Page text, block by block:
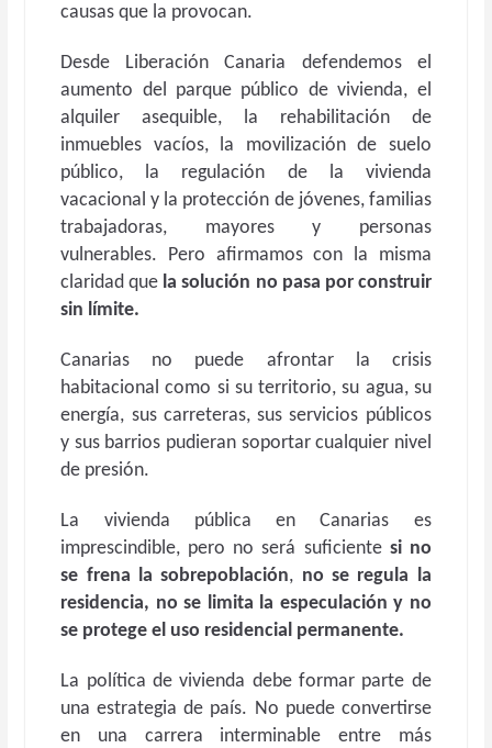
causas que la provocan.
Desde Liberación Canaria defendemos el
aumento del parque público de vivienda, el
alquiler asequible, la rehabilitación de
inmuebles vacíos, la movilización de suelo
público, la regulación de la vivienda
vacacional y la protección de jóvenes, familias
trabajadoras, mayores y personas
vulnerables. Pero afirmamos con la misma
claridad que la solución no pasa por construir
sin límite.
Canarias no puede afrontar la crisis
habitacional como si su territorio, su agua, su
energía, sus carreteras, sus servicios públicos
y sus barrios pudieran soportar cualquier nivel
de presión.
La vivienda pública en Canarias es
imprescindible, pero no será suficiente si no
se frena la sobrepoblación, no se regula la
residencia, no se limita la especulación y no
se protege el uso residencial permanente.
La política de vivienda debe formar parte de
una estrategia de país. No puede convertirse
en una carrera interminable entre más